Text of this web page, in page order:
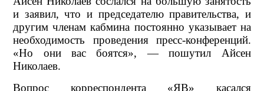
и заявил, что и председателю правительства, и
другим членам кабмина постоянно указывает на
необходимость проведения пресс-конференций.
«Но они вас боятся», — пошутил Айсен
Николаев.
Вопрос корреспондента «ЯВ» касался